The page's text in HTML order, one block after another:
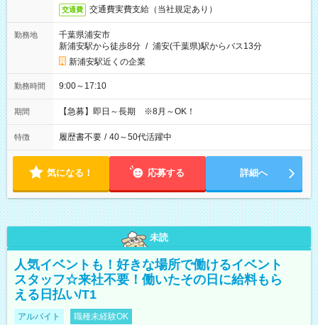
交通費 交通費実費支給（当社規定あり）
勤務地
千葉県浦安市
新浦安駅から徒歩8分 / 浦安(千葉県)駅からバス13分
新浦安駅近くの企業
勤務時間 9:00～17:10
期間 【急募】即日～長期 ※8月～OK！
特徴 履歴書不要 / 40～50代活躍中
気になる！ 応募する 詳細へ
未読
人気イベントも！好きな場所で働けるイベント
スタッフ☆来社不要！働いたその日に給料もら
える日払い/T1
アルバイト 職種未経験OK